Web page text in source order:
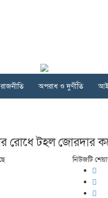
রাজনীতি অপরাধ ও দুর্ণীতি
রোধে টহল জোরদার
নিউজটি